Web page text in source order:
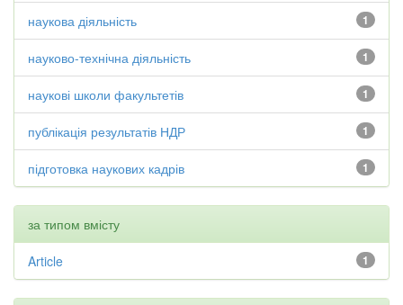
1
наукова діяльність
1
науково-технічна діяльність
1
наукові школи факультетів
1
публікація результатів НДР
1
підготовка наукових кадрів
за типом вмісту
1
Article